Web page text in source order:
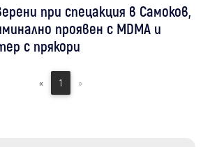
при спецакция в Самоков,
проявен с MDMA и
с прякори
« 1 »